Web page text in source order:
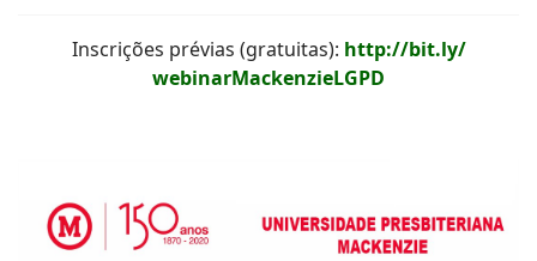
Inscrições prévias (gratuitas): http://bit.ly/
webinarMackenzieLGPD